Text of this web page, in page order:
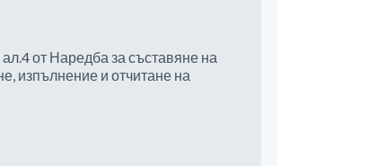
от Наредба за съставяне на
изпълнение и отчитане на